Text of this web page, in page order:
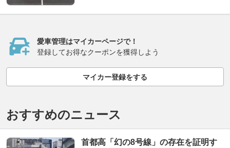
愛車管理はマイカーページで！
登録してお得なクーポンを獲得しよう
マイカー登録をする
おすすめのニュース
首都高「幻の8号線」の存在を証明す